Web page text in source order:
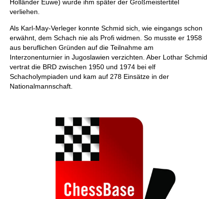
Holländer Euwe) wurde ihm später der Großmeistertitel
verliehen.
Als Karl-May-Verleger konnte Schmid sich, wie eingangs schon
erwähnt, dem Schach nie als Profi widmen. So musste er 1958
aus beruflichen Gründen auf die Teilnahme am
Interzonenturnier in Jugoslawien verzichten. Aber Lothar Schmid
vertrat die BRD zwischen 1950 und 1974 bei elf
Schacholympiaden und kam auf 278 Einsätze in der
Nationalmannschaft.